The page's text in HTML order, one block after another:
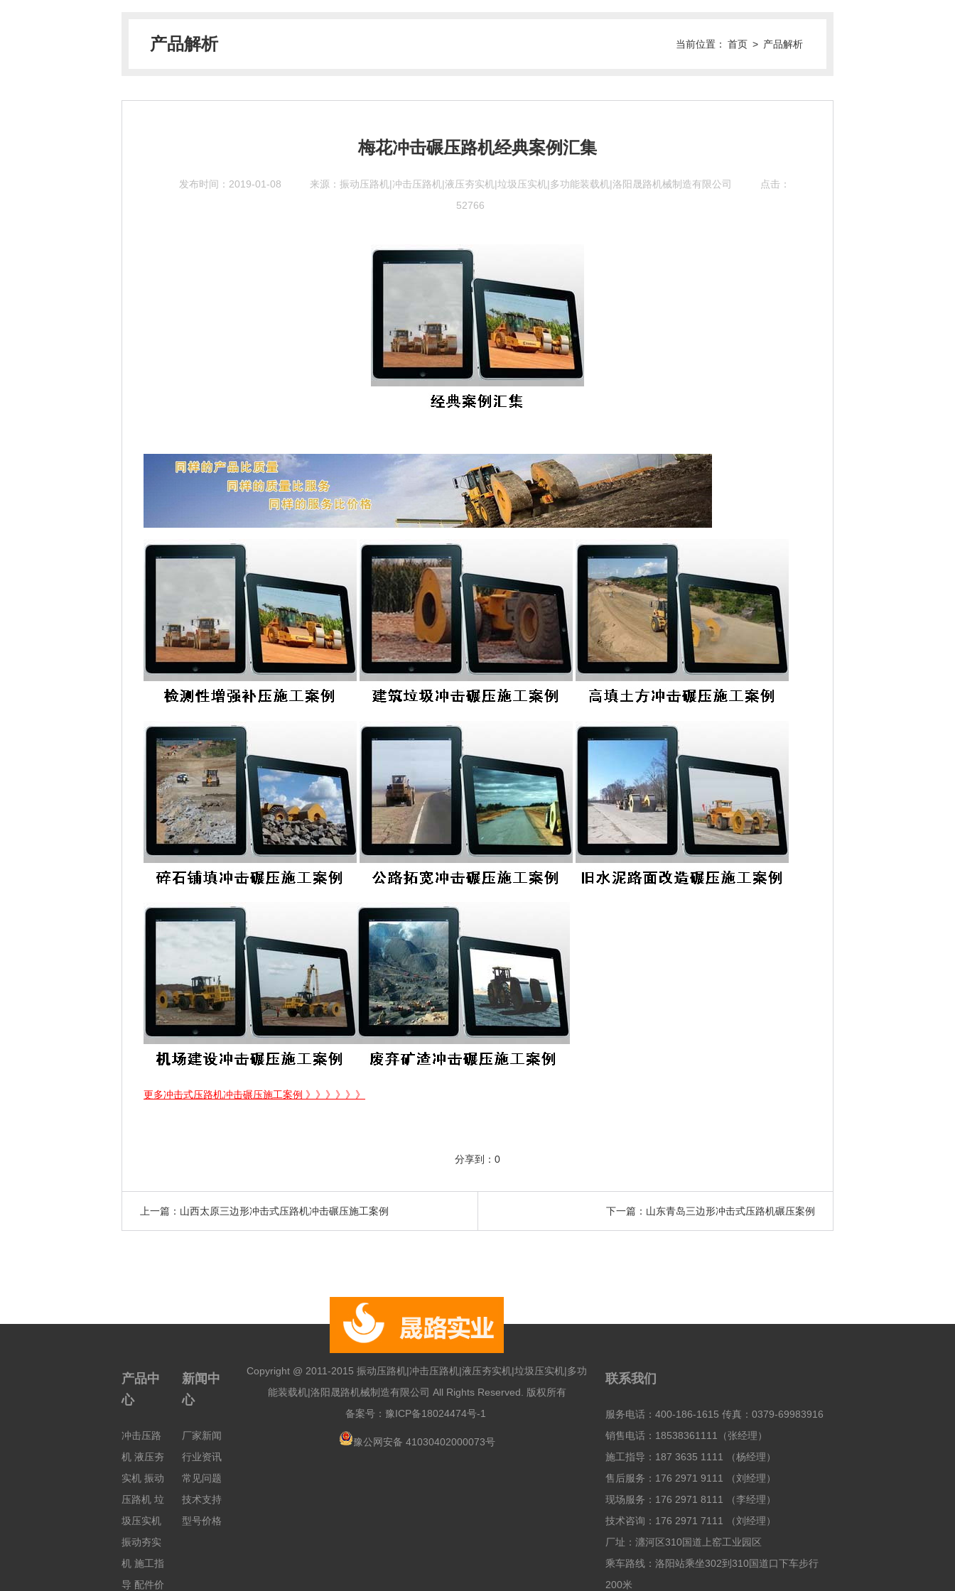
产品解析 当前位置： 首页 > 产品解析
梅花冲击碾压路机经典案例汇集
发布时间：2019-01-08 来源： 振动压路机|冲击压路机|液压夯实机|垃圾压实机|多功能装载机|洛阳晟路机械制造有限公司
点击：
52766
更多冲击式压路机冲击碾压施工案例 》》》》》》
分享到： 0
上一篇：山西太原三边形冲击式压路机冲击碾压施工案例 下一篇：山东青岛三边形冲击式压路机碾压案例
产品中
心
冲击压路
机 液压夯
实机 振动
压路机 垃
圾压实机
振动夯实
机 施工指
导 配件价
新闻中
心
厂家新闻
行业资讯
常见问题
技术支持
型号价格
Copyright @ 2011-2015 振动压路机|冲击压路机|液压夯实机|垃圾压实机|多功
能装载机|洛阳晟路机械制造有限公司 All Rights Reserved. 版权所有
备案号： 豫ICP备18024474号-1
豫公网安备 41030402000073号
联系我们
服务电话：400-186-1615 传真：0379-69983916
销售电话：18538361111（张经理）
施工指导：187 3635 1111 （杨经理）
售后服务：176 2971 9111 （刘经理）
现场服务：176 2971 8111 （李经理）
技术咨询：176 2971 7111 （刘经理）
厂址：瀍河区310国道上窑工业园区
乘车路线：洛阳站乘坐302到310国道口下车步行
200米